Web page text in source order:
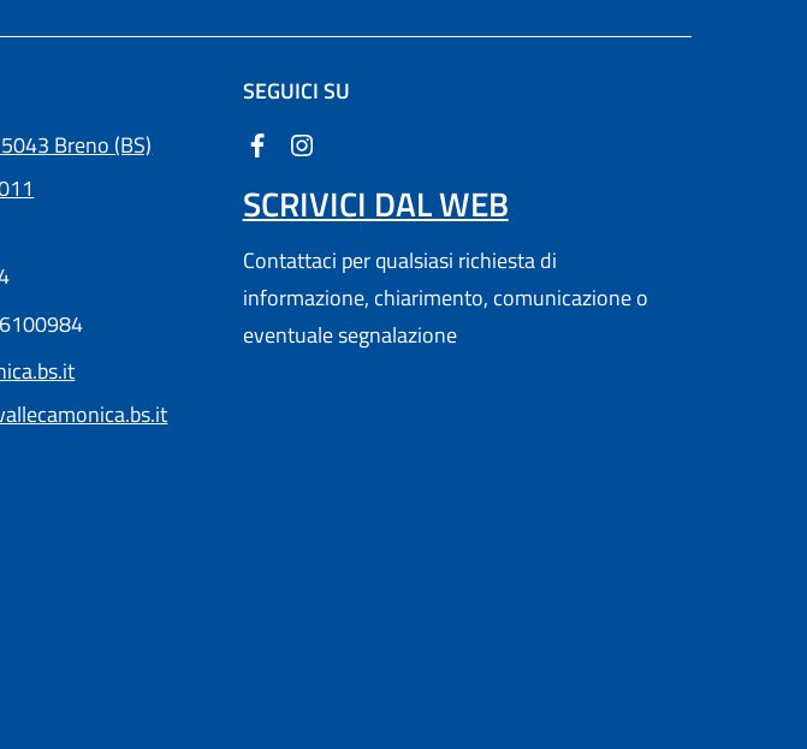
Breno (BS) (apre in un'altra scheda).
SEGUICI SU
SCRIVICI DAL WEB
Contattaci per qualsiasi richiesta di
informazione, chiarimento, comunicazione o
eventuale segnalazione